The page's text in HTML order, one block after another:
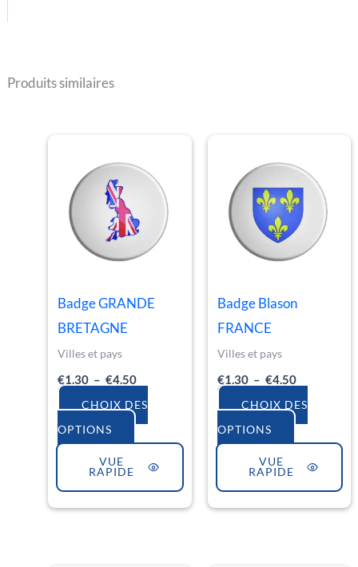
Produits similaires
Badge GRANDE
BRETAGNE
Villes et pays
€1.30 – €4.50
prix :
€1.30
€4.50
CHOIX DES
OPTIONS
produit
plusieurs
variations.
options
la
page
du
produit
VUE
RAPIDE
Badge Blason
FRANCE
Villes et pays
€1.30 – €4.50
prix :
€1.30
à
€4.50
CHOIX DES
OPTIONS
produit
a
plusieurs
variations.
la
page
du
produit
VUE
RAPIDE